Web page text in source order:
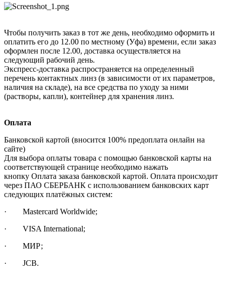
Чтобы получить заказ в тот же день, необходимо оформить и
оплатить его до 12.00 по местному (Уфа) времени, если заказ
оформлен после 12.00, доставка осуществляется на
следующий рабочий день.
Экспресс-доставка распространяется на определенный
перечень контактных линз (в зависимости от их параметров,
наличия на складе), на все средства по уходу за ними
(растворы, капли), контейнер для хранения линз.
Оплата
Банковской картой (вносится 100% предоплата онлайн на
сайте)
Для выбора оплаты товара с помощью банковской карты на
соответствующей странице необходимо нажать
кнопку Оплата заказа банковской картой. Оплата происходит
через ПАО СБЕРБАНК с использованием банковских карт
следующих платёжных систем:
· Mastercard Worldwide;
· VISA International;
· МИР;
· JCB.